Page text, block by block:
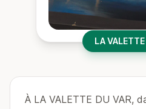
LA VALETTE
À LA VALETTE DU VAR,